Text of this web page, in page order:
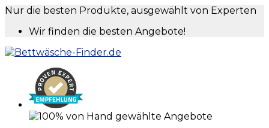
Nur die besten Produkte, ausgewählt von Experten
Wir finden die besten Angebote!